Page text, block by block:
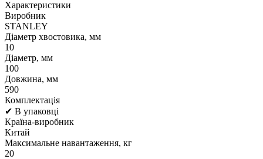
Характеристики
Виробник
STANLEY
Діаметр хвостовика, мм
10
Діаметр, мм
100
Довжина, мм
590
Комплектація
✔ В упаковці
Країна-виробник
Китай
Максимальне навантаження, кг
20